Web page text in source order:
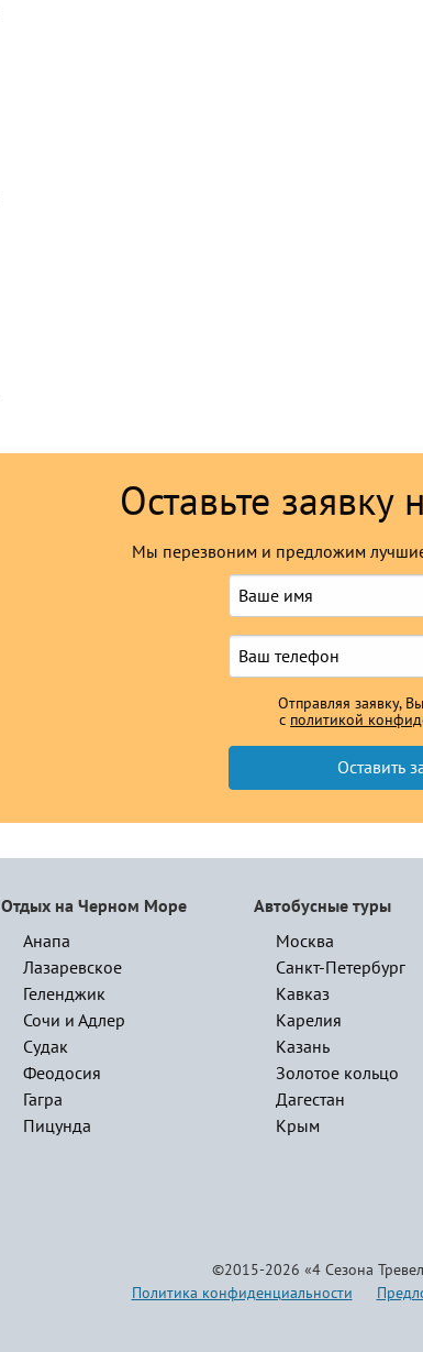
Оставьте заявку
Мы перезвоним и предложим
Отправляя заявку,
с политикой
Отдых на Черном Море
Анапа
Лазаревское
Геленджик
Сочи и Адлер
Судак
Феодосия
Гагра
Пицунда
Автобусные туры
Москва
Санкт-Петербург
Кавказ
Карелия
Казань
Золотое кольцо
Дагестан
Крым
©2015-2026 «4 Сезона
Политика конфиденциальности